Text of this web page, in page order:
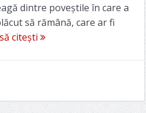
dintre poveştile în care a
să rămână, care ar fi
citești